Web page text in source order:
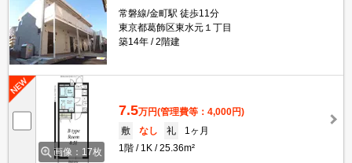
常磐線/金町駅 徒歩11分
東京都葛飾区東水元１丁目
築14年
2階建
画像：17枚
7.5万円(管理費等：4,000円)
敷
なし 礼
1ヶ月
1階
1K 25.36m²